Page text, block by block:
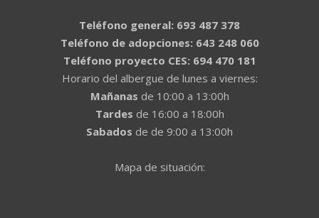
Teléfono general: 693 487 378
Teléfono de adopciones: 643 248 060
Teléfono proyecto CES: 694 470 181
Horario del albergue de lunes a viernes:
Mañanas de 10:00 a 13:00h
Tardes de 16:00 a 18:00h
Sabados de de 9:00 a 13:00h
Mapa de situación: